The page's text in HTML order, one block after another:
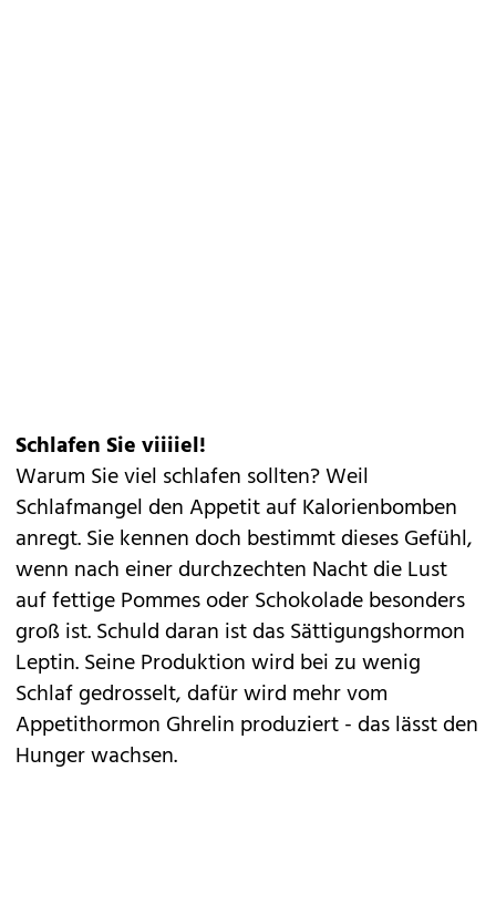
Schlafen Sie viiiiel!
Warum Sie viel schlafen sollten? Weil
Schlafmangel den Appetit auf Kalorienbomben
anregt. Sie kennen doch bestimmt dieses Gefühl,
wenn nach einer durchzechten Nacht die Lust
auf fettige Pommes oder Schokolade besonders
groß ist. Schuld daran ist das Sättigungshormon
Leptin. Seine Produktion wird bei zu wenig
Schlaf gedrosselt, dafür wird mehr vom
Appetithormon Ghrelin produziert - das lässt den
Hunger wachsen.